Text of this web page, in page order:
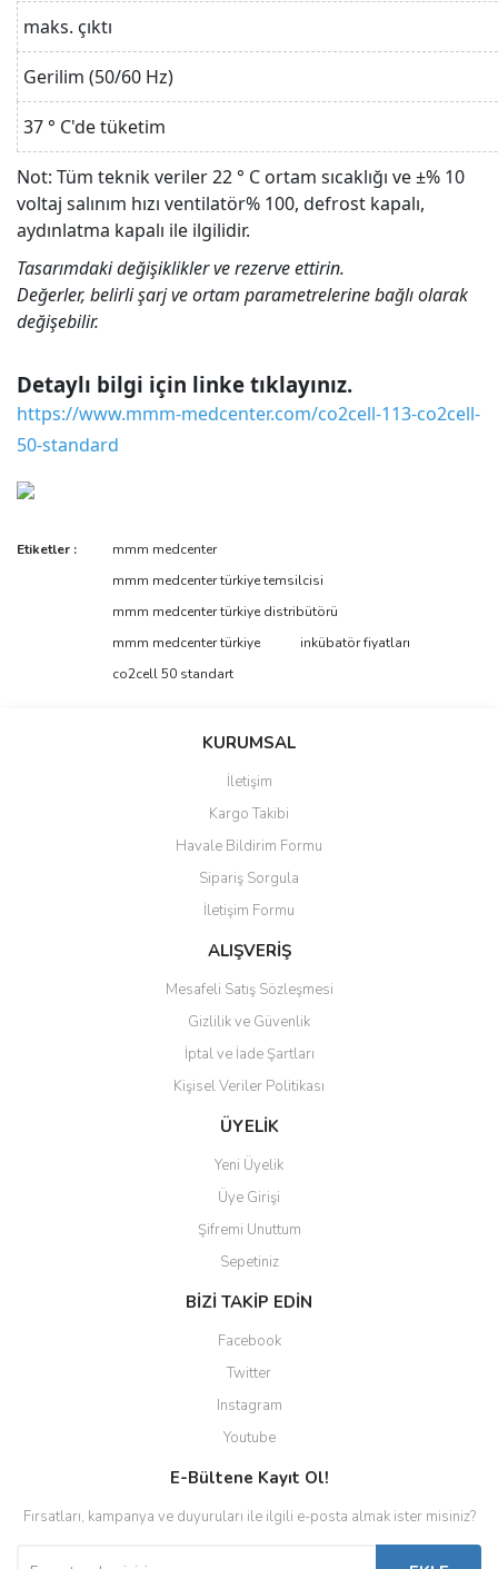
maks. çıktı
Gerilim (50/60 Hz)
37 ° C'de tüketim
Not: Tüm teknik veriler 22 ° C ortam sıcaklığı ve ±% 10
voltaj salınım hızı ventilatör% 100, defrost kapalı,
aydınlatma kapalı ile ilgilidir.
Tasarımdaki değişiklikler ve rezerve ettirin.
Değerler, belirli şarj ve ortam parametrelerine bağlı olarak
değişebilir.
Detaylı bilgi için linke tıklayınız.
https://www.mmm-medcenter.com/co2cell-113-co2cell-
50-standard
Bu ürüne ilk yorumu siz yapın!
Yorum Yaz
Bu ürünün fiyat bilgisi, resim, ürün açıklamalarında ve diğer
tarafımıza iletebilirsiniz.
Görüş ve önerileriniz için teşekkür ederiz.
Ürün resmi kalitesiz, bozuk veya görüntülenemiyor.
Bu ürüne benzer farklı alternatifler olmalı.
Etiketler :
mmm medcenter
mmm medcenter türkiye temsilcisi
mmm medcenter türkiye distribütörü
mmm medcenter türkiye
inkübatör fiyatları
co2cell 50 standart
KURUMSAL
İletişim
Kargo Takibi
Havale Bildirim Formu
Sipariş Sorgula
İletişim Formu
ALIŞVERİŞ
Mesafeli Satış Sözleşmesi
Gizlilik ve Güvenlik
İptal ve İade Şartları
Kişisel Veriler Politikası
ÜYELİK
Yeni Üyelik
Üye Girişi
Şifremi Unuttum
Sepetiniz
BİZİ TAKİP EDİN
Facebook
Twitter
Instagram
Youtube
E-Bültene Kayıt Ol!
Fırsatları, kampanya ve duyuruları ile ilgili e-posta almak ister misiniz?